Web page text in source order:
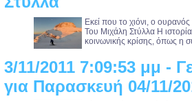
Εκεί που το χιόνι, ο
Του Μιχάλη Στύλλα Η ιστορία
κοινωνικής κρίσης, όπως η
3/11/2011 7:09:53 μμ -
για Παρασκευή 04/11/